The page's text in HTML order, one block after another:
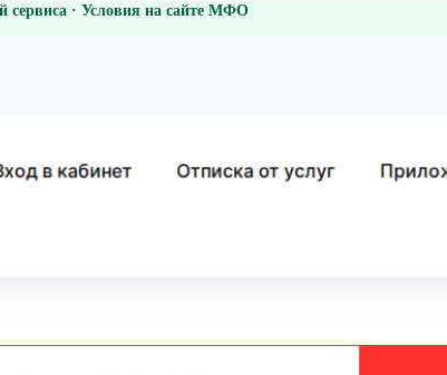
· Условия на сайте МФО